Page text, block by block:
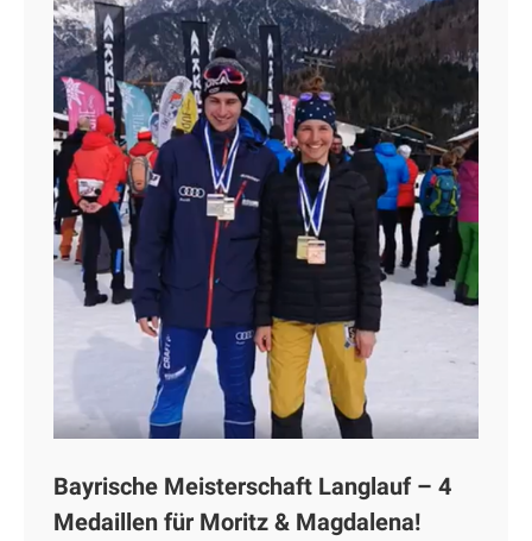
Bayrische Meisterschaft Langlauf – 4
Medaillen für Moritz & Magdalena!